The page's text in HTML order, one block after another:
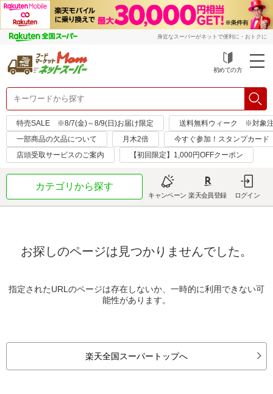
身近なスーパーがネットで便利に・おトクに
初めての方
特売SALE ※8/7(金)～8/9(日)お届け限定
送料無料ウィーク ※対象
一部商品の欠品について
月木2倍
今すぐ参加！スタンプカード
店頭受取サービスのご案内
【初回限定】1,000円OFFクーポン
カテゴリから探す
キャンペーン 楽天会員登録 ログイン
お探しのページは見つかりませんでした。
指定されたURLのページは存在しないか、一時的に利用できない可
能性があります。
楽天全国スーパートップへ